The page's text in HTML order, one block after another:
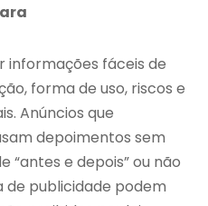
informações fáceis de
forma de uso, riscos e
Anúncios que
depoimentos sem
“antes e depois” ou não
publicidade podem